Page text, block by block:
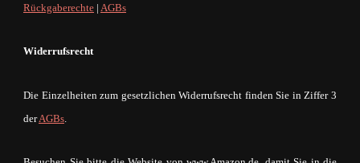
Rückgaberechte | AGBs
Widerrufsrecht
Die Einzelheiten zum gesetzlichen Widerrufsrecht finden Sie in Ziffer 3
derAGBs